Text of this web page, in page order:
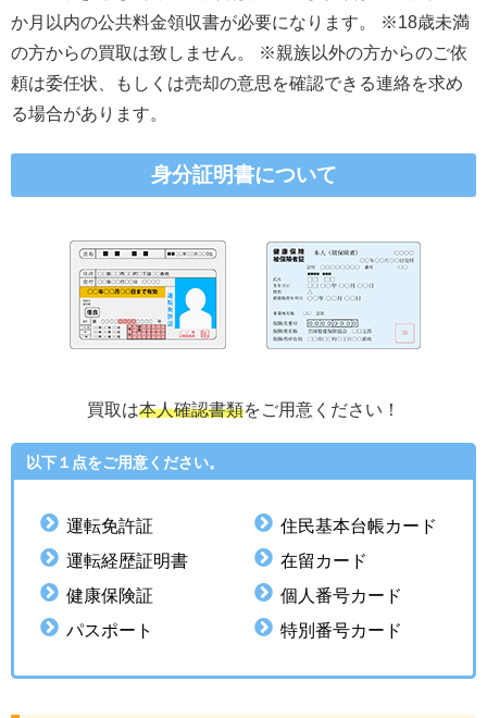
か月以内の公共料金領収書が必要になります。 ※18歳未満
の方からの買取は致しません。 ※親族以外の方からのご依
頼は委任状、もしくは売却の意思を確認できる連絡を求め
る場合があります。
身分証明書について
買取は本人確認書類をご用意ください！
以下１点をご用意ください。
運転免許証
運転経歴証明書
健康保険証
パスポート
住民基本台帳カード
在留カード
個人番号カード
特別番号カード